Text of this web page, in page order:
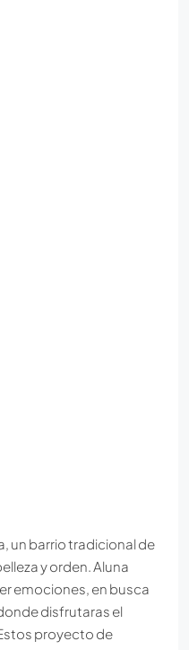
un barrio tradicional de
y orden. Aluna
emociones, en busca
disfrutaras el
proyecto de